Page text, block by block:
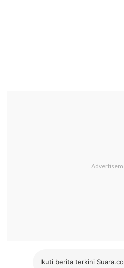
Ikuti berita terkini